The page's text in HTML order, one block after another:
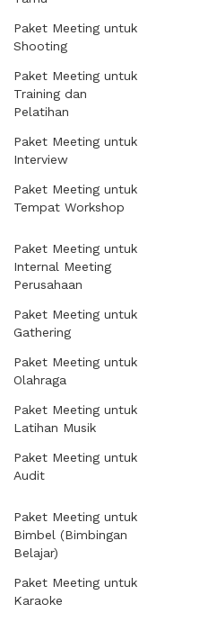
Paket Meeting untuk
Shooting
Paket Meeting untuk
Training dan
Pelatihan
Paket Meeting untuk
Interview
Paket Meeting untuk
Tempat Workshop
Paket Meeting untuk
Internal Meeting
Perusahaan
Paket Meeting untuk
Gathering
Paket Meeting untuk
Olahraga
Paket Meeting untuk
Latihan Musik
Paket Meeting untuk
Audit
Paket Meeting untuk
Bimbel (Bimbingan
Belajar)
Paket Meeting untuk
Karaoke